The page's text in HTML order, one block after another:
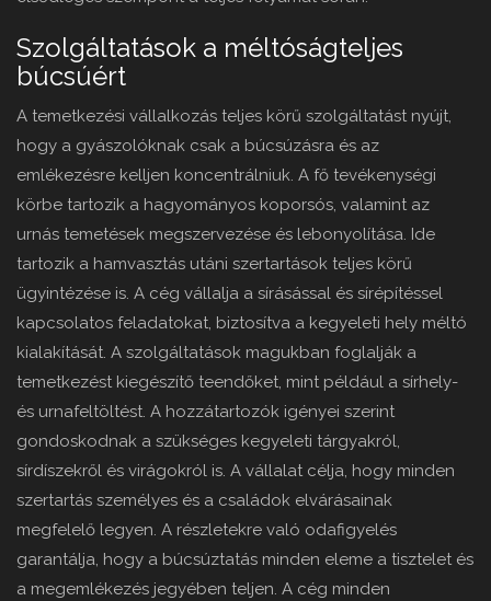
Szolgáltatások a méltóságteljes
búcsúért
A temetkezési vállalkozás teljes körű szolgáltatást nyújt,
hogy a gyászolóknak csak a búcsúzásra és az
emlékezésre kelljen koncentrálniuk. A fő tevékenységi
körbe tartozik a hagyományos koporsós, valamint az
urnás temetések megszervezése és lebonyolítása. Ide
tartozik a hamvasztás utáni szertartások teljes körű
ügyintézése is. A cég vállalja a sírásással és sírépítéssel
kapcsolatos feladatokat, biztosítva a kegyeleti hely méltó
kialakítását. A szolgáltatások magukban foglalják a
temetkezést kiegészítő teendőket, mint például a sírhely-
és urnafeltöltést. A hozzátartozók igényei szerint
gondoskodnak a szükséges kegyeleti tárgyakról,
sírdíszekről és virágokról is. A vállalat célja, hogy minden
szertartás személyes és a családok elvárásainak
megfelelő legyen. A részletekre való odafigyelés
garantálja, hogy a búcsúztatás minden eleme a tisztelet és
a megemlékezés jegyében teljen. A cég minden